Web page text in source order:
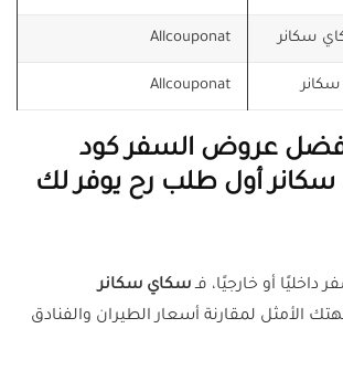
سكانر Allcouponat
Allcouponat
عروض السفر كود
أول طلب رح يوفر لك
أو خارجيًا، فـسكاي سكانر
الأمثل لمقارنة أسعار الطيران والفنادق